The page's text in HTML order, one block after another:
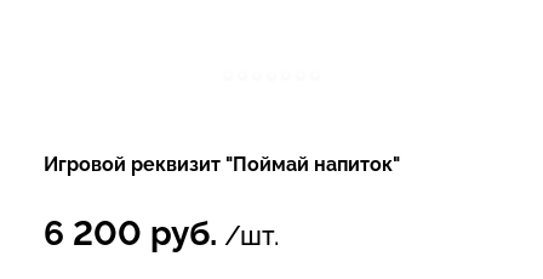
Игровой реквизит "Поймай напиток"
6 200 руб. /шт.